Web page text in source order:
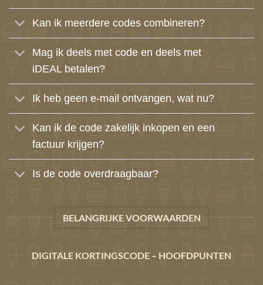
Kan ik meerdere codes combineren?
Mag ik deels met code en deels met
iDEAL betalen?
Ik heb geen e-mail ontvangen, wat nu?
Kan ik de code zakelijk inkopen en een
factuur krijgen?
Is de code overdraagbaar?
BELANGRIJKE VOORWAARDEN
DIGITALE KORTINGSCODE – HOOFDPUNTEN